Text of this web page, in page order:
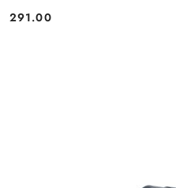
Cena:
291.00